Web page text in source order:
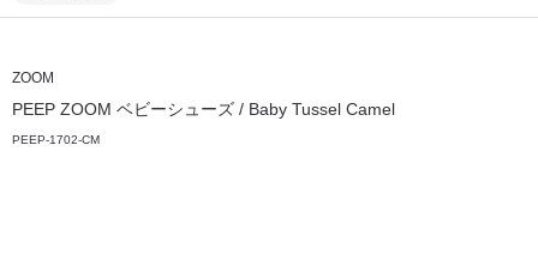
ZOOM
PEEP ZOOM ベビーシューズ / Baby Tussel Camel
PEEP-1702-CM